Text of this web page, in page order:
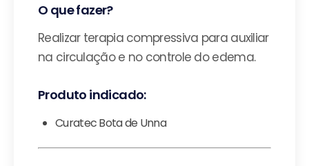
O que fazer?
Realizar terapia compressiva para auxiliar
na circulação e no controle do edema.
Produto indicado:
Curatec Bota de Unna